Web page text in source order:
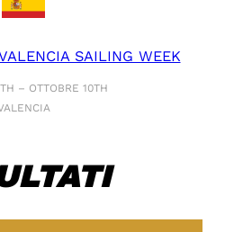
SAILING WEEK
– OTTOBRE 10TH